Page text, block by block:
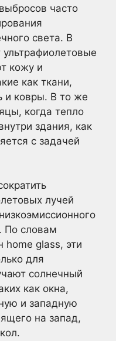
часто
света. В
кожу и
как ткани,
и ковры. В то же
когда тепло
здания, как
с задачей
лучей
По словам
home glass, эти
для
солнечный
как окна,
и западную
на запад,